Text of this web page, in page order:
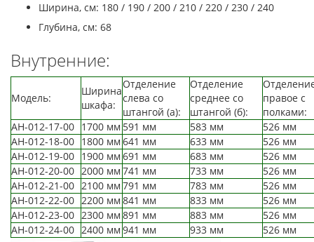
Ширина, см: 180 / 190 / 200 / 210 / 220 / 230 / 240
Глубина, см: 68
Внутренние:
Модель:
Ширина
шкафа:
Отделение
слева со
штангой (а):
Отделение
среднее со
штангой (б):
правое с
полками:
АН-012-17-00 1700 мм 591 мм 583 мм
526 мм
АН-012-18-00 1800 мм 641 мм 633 мм
526 мм
АН-012-19-00 1900 мм 691 мм 683 мм
526 мм
АН-012-20-00 2000 мм 741 мм 733 мм
526 мм
АН-012-21-00 2100 мм 791 мм 783 мм
526 мм
АН-012-22-00 2200 мм 841 мм 833 мм
526 мм
АН-012-23-00 2300 мм 891 мм 883 мм
526 мм
АН-012-24-00 2400 мм 941 мм 933 мм 526 мм